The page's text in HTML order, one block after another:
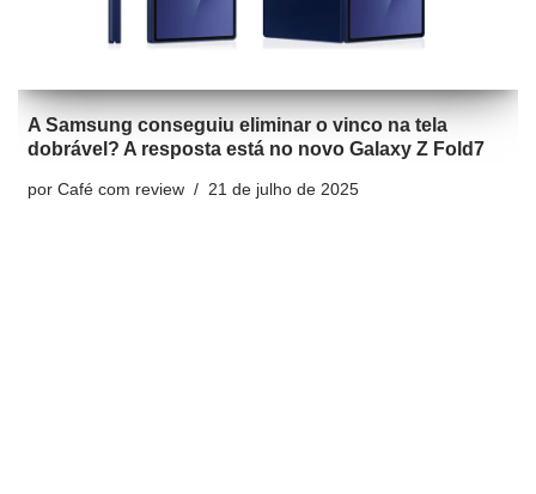
A Samsung conseguiu eliminar o vinco na tela
dobrável? A resposta está no novo Galaxy Z Fold7
por Café com review 21 de julho de 2025